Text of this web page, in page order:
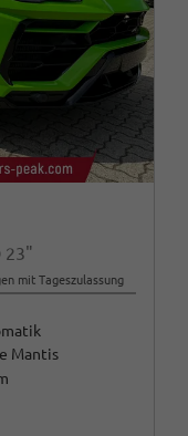
23"
mit Tageszulassung
Mantis